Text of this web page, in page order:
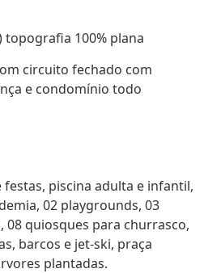
topografia 100% plana
circuito fechado com
e condomínio todo
festas, piscina adulta e infantil,
02 playgrounds, 03
08 quiosques para churrasco,
barcos e jet-ski, praça
plantadas.